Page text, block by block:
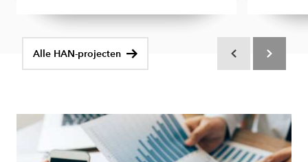
Alle HAN-projecten